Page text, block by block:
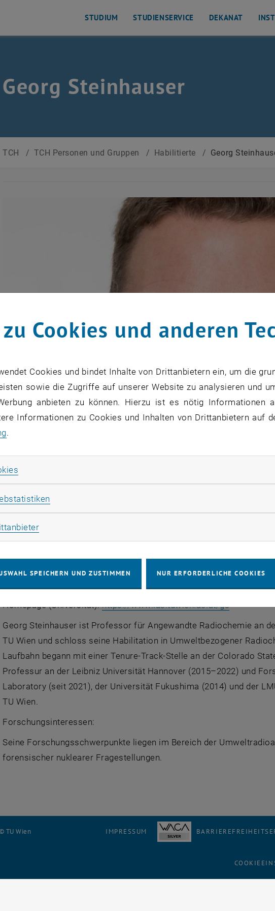
STUDIUM STUDIENSERVICE DEKANAT
Georg Steinhauser
TCH / TCH Personen und Gruppen / Habilitierte / Georg
Univ.-Prof. Dr. Georg Steinhauser
Homepage (Universität):https://www.ias.tuwien.ac.at/gs
Georg Steinhauser ist Professor für Angewandte Radiochemie an
TU Wien und schloss seine Habilitation in Umweltbezogener
Laufbahn begann mit einer Tenure-Track-Stelle an der Colorado
Professur an der Leibniz Universität Hannover (2015–2022) und
Laboratory (seit 2021), der Universität Fukushima (2014) und der
TU Wien.
Forschungsinteressen:
Seine Forschungsschwerpunkte liegen im Bereich der
forensischer nuklearer Fragestellungen.
TU Wien IMPRESSUM
Cookies und anderen
Cookies und bindet Inhalte von Drittanbietern ein, um die
sowie die Zugriffe auf unserer Website zu analysieren und
anbieten zu können. Hierzu ist es nötig Informationen
Informationen zu Cookies und Inhalten von Drittanbietern auf
.
Marketing Cookies zulassen
SPEICHERN UND ZUSTIMMEN NUR ERFORDERLICHE COOKIES